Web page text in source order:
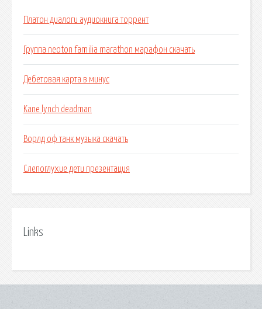
Платон диалоги аудиокнига торрент
Группа neoton familia marathon марафон скачать
Дебетовая карта в минус
Kane lynch deadman
Ворлд оф танк музыка скачать
Слепоглухие дети презентация
Links